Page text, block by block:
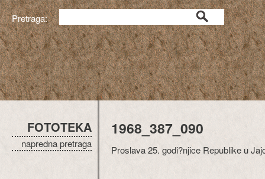
Pretraga:
FOTOTEKA
napredna pretraga
1968_387_090
Proslava 25. godi?njice Republike u